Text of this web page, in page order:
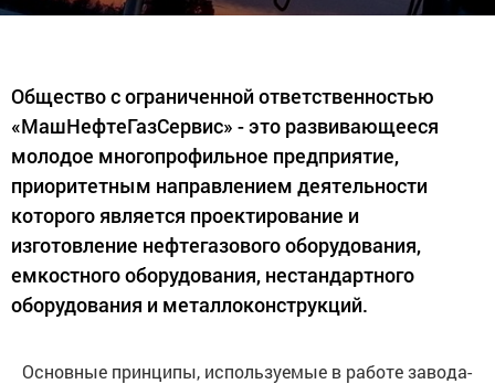
Общество с ограниченной ответственностью
«МашНефтеГазСервис» - это развивающееся
молодое многопрофильное предприятие,
приоритетным направлением деятельности
которого является проектирование и
изготовление нефтегазового оборудования,
емкостного оборудования, нестандартного
оборудования и металлоконструкций.
Основные принципы, используемые в работе завода-